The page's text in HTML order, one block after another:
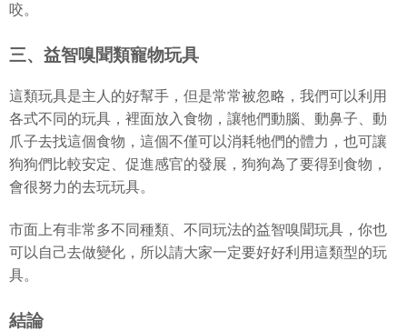
咬。
三、益智嗅聞類寵物玩具
這類玩具是主人的好幫手，但是常常被忽略，我們可以利用
各式不同的玩具，裡面放入食物，讓牠們動腦、動鼻子、動
爪子去找這個食物，這個不僅可以消耗牠們的體力，也可讓
狗狗們比較安定、促進感官的發展，狗狗為了要得到食物，
會很努力的去玩玩具。
市面上有非常多不同種類、不同玩法的益智嗅聞玩具，你也
可以自己去做變化，所以請大家一定要好好利用這類型的玩
具。
結論